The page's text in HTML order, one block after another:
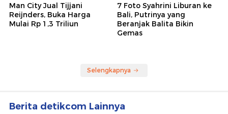
Man City Jual Tijjani
Reijnders, Buka Harga
Mulai Rp 1,3 Triliun
7 Foto Syahrini Liburan ke
Bali, Putrinya yang
Beranjak Balita Bikin
Gemas
Selengkapnya
Berita detikcom Lainnya